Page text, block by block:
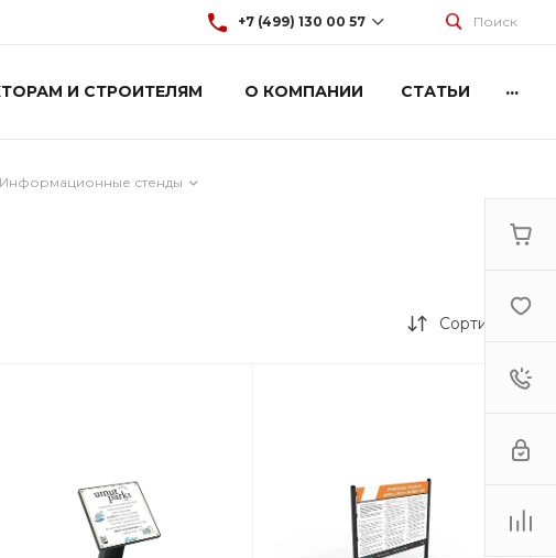
+7 (499) 130 00 57 Поиск
И СТРОИТЕЛЯМ О КОМПАНИИ СТАТЬИ ...
Информационные стенды
Сортировка